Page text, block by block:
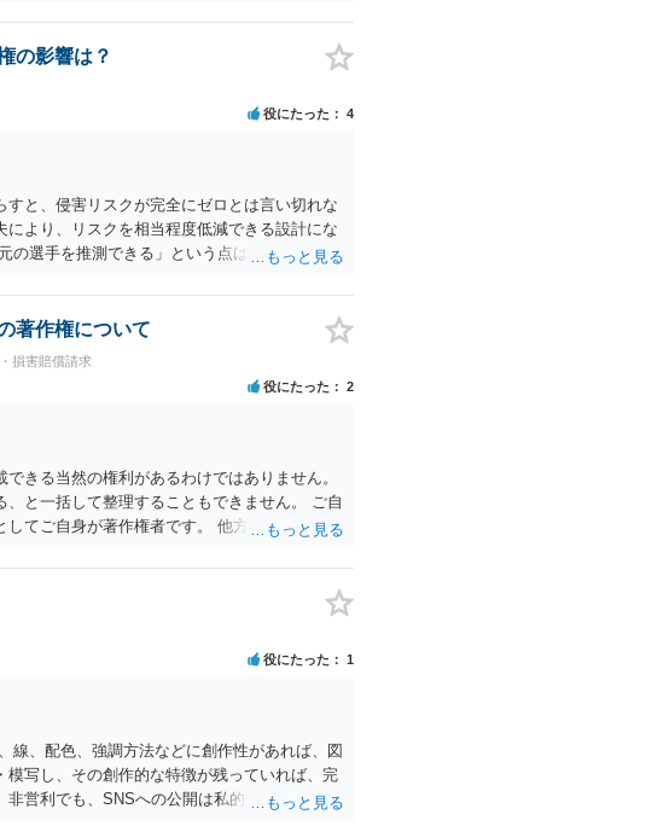
争っても良いかと思います。ご参考にしてく
の影響は？
役にたった 4
と、侵害リスクが完全にゼロとは言い切れな
より、リスクを相当程度低減できる設計にな
の選手を推測できる」という点は、裁判で争わ
える可能性がありますが、決定的要因ではあり
引力の利用を目的とするか」という点で判断さ
「創作物」としての側面が強く評価される可
としての色彩が強まり、リスクが高まる可能
は、公開の場でアドバイスするにも限界がある
も一つかと存じます。
著作権について
損害賠償請求
役にたった 2
きる当然の権利があるわけではありません。
と一括して整理することもできません。 ご自
てご自身が著作権者です。 他方、ブランド
場合には、その表現部分が著作物となる可能
に関する権利は被写体本人に帰属します（著作
トや配色、依頼者から提供された素材を希望
いと考えられます。仮に具体的な画面構成の
、ご相談者の写真や文章等を制作実績として
とも、契約書がなくても、見積書、メール、利
作を担当した事実を記載したり、公開中のサ
ません。 人物写真については、通常のSNSへ
能性等から判断されます。営業目的であり、
事情となりますが、自動的に肖像権侵害となる
役にたった 1
、配色、強調方法などに創作性があれば、図
写し、その創作的な特徴が残っていれば、完
営利でも、SNSへの公開は私的使用には当た